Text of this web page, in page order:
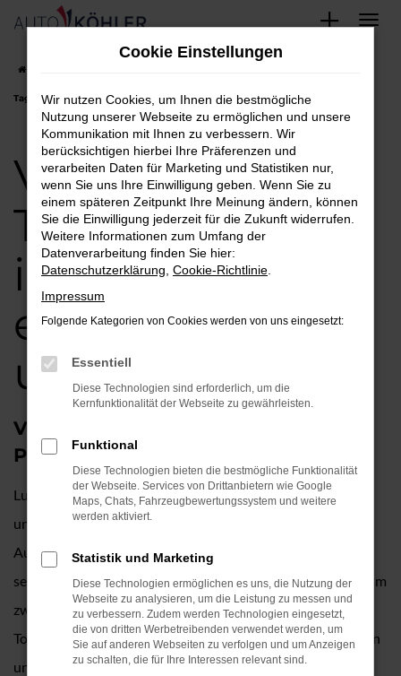
Zum
Tageszulassung in Freising einfach finden und kaufen
VW Touareg
Tageszulassung
in Freising
einfach finden
und kaufen
VW Touareg Tageszulassung – unser
Preishit für Freising
Lust auf einen echten Hit? Dann präsentieren wir Ihnen
unsere VW Touareg Tageszulassung und lassen beim
Autokauf in Freising die Preise purzeln. Die Rabatte sind
sensationell und liegen gegenüber einem Neuwagen gerne im
zweistelligen Prozentbereich. Der Clou ist dabei: eine VW
Touareg Tageszulassung ist genau genommen ein Neuwagen
und so dürfen Sie nach dem Kauf auch die allerersten
Cookie Einstellungen
Wir nutzen Cookies, um Ihnen die bestmögliche
Nutzung unserer Webseite zu ermöglichen und unsere
Kommunikation mit Ihnen zu verbessern. Wir
berücksichtigen hierbei Ihre Präferenzen und
verarbeiten Daten für Marketing und Statistiken nur,
wenn Sie uns Ihre Einwilligung geben. Wenn Sie zu
einem späteren Zeitpunkt Ihre Meinung ändern, können
Sie die Einwilligung jederzeit für die Zukunft widerrufen.
Weitere Informationen zum Umfang der
Datenverarbeitung finden Sie hier:
Datenschutzerklärung Cookie-Richtlinie
Impressum
Folgende Kategorien von Cookies werden von uns eingesetzt:
Essentiell
Diese Technologien sind erforderlich, um die
Kernfunktionalität der Webseite zu gewährleisten.
Funktional
Diese Technologien bieten die bestmögliche Funktionalität
der Webseite. Services von Drittanbietern wie Google
Maps, Chats, Fahrzeugbewertungssystem und weitere
werden aktiviert.
Statistik und Marketing
Diese Technologien ermöglichen es uns, die Nutzung der
Webseite zu analysieren, um die Leistung zu messen und
zu verbessern. Zudem werden Technologien eingesetzt,
die von dritten Werbetreibenden verwendet werden, um
Sie auf anderen Webseiten zu verfolgen und um Anzeigen
zu schalten, die für Ihre Interessen relevant sind.